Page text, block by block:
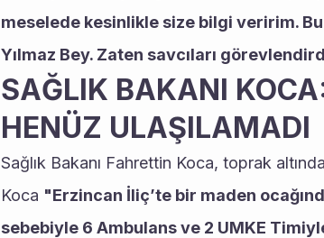
meselede kesinlikle size bilgi veririm.
Yılmaz Bey. Zaten savcıları
SAĞLIK BAKANI
HENÜZ ULAŞILAMADI
Sağlık Bakanı Fahrettin Koca, toprak
Koca "Erzincan İliç’te bir maden
sebebiyle 6 Ambulans ve 2 UMKE